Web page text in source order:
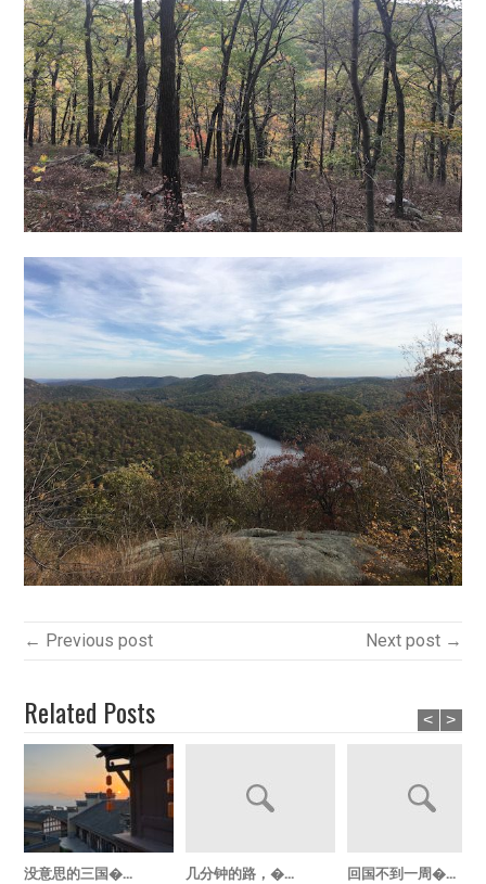
← Previous post Next post →
Related Posts
没意思的三国�... 几分钟的路，�... 回国不到一周�...
< >